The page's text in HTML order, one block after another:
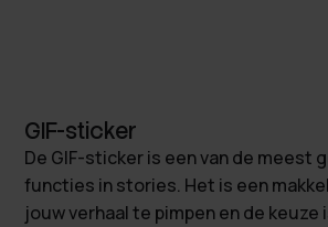
GIF-sticker
De GIF-sticker is een van de meest
functies in stories. Het is een
jouw verhaal te pimpen en de